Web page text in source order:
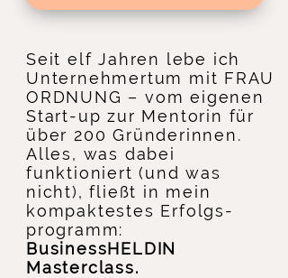
Seit elf Jahren lebe ich
Unternehmertum mit FRAU
ORDNUNG – vom eigenen
Start-up zur Mentorin für
über 200 Gründerinnen.
Alles, was dabei
funktioniert (und was
nicht), fließt in mein
kompaktestes Erfolgs­
programm:
BusinessHELDIN
Masterclass.